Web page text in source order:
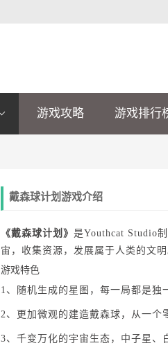
游戏攻略 游戏排行
戴森球计划游戏介绍
《戴森球计划》 是Youthcat Studio
宙，收集资源，发展属于人类的文明
游戏特色
1、随机生成的星图，每一局都是独
2、更加微观的建造戴森球，从一个
3、千变万化的宇宙生态，中子星、